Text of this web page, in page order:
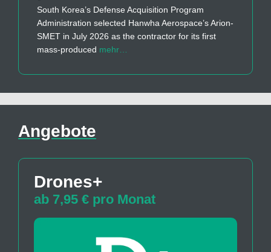
South Korea’s Defense Acquisition Program
Administration selected Hanwha Aerospace’s Arion-
SMET in July 2026 as the contractor for its first
mass-produced mehr…
Angebote
Drones+
ab 7,95 € pro Monat